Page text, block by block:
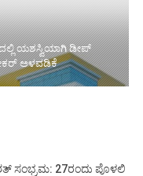
ಯಶಸ್ವಿಯಾಗಿ ಡೀಪ್
ಅಳವಡಿಕೆ
ಸಂಭ್ರಮ: 27ರಂದು ಪೊಳಲಿ